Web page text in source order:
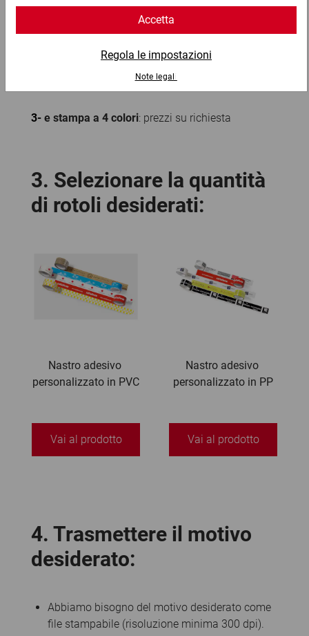
Stampa negativa su nastro bianco
3- e stampa a 4 colori: prezzi su richiesta
3. Selezionare la quantità
di rotoli desiderati:
Nastro adesivo
personalizzato in PVC
Nastro adesivo
personalizzato in PP
4. Trasmettere il motivo
desiderato:
Abbiamo bisogno del motivo desiderato come
file stampabile (risoluzione minima 300 dpi).